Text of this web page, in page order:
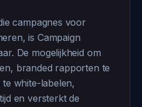
campagnes voor
is Campaign
De mogelijkheid om
branded rapporten te
white-labelen,
en versterkt de